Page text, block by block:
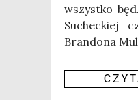
wszyst­ko
Suchec­kiej
Bran­do­na